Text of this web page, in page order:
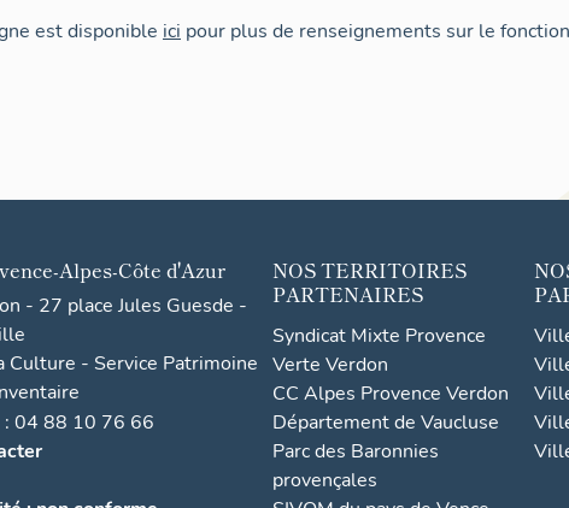
est disponible ici pour plus de renseignements sur le
Alpes-Côte d'Azur
- 27 place Jules Guesde -
Culture - Service Patrimoine
: 04 88 10 76 66
NOS TERRITOIRES
PARTENAIRES
Syndicat Mixte Provence
Verte Verdon
CC Alpes Provence Verdon
Département de Vaucluse
Parc des Baronnies
provençales